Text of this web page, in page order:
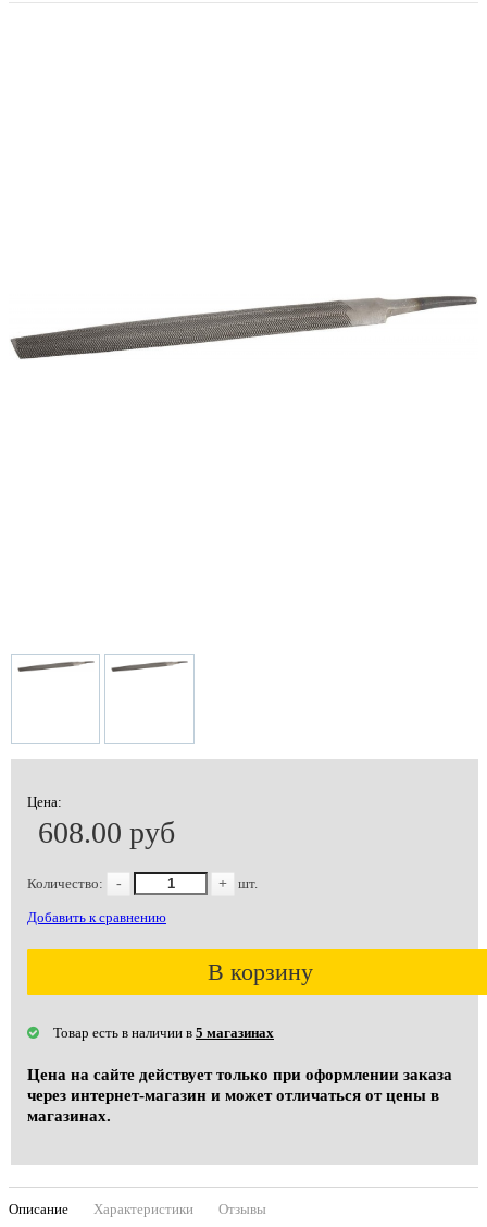
Цена:
608.00 руб
Количество: - + шт.
Добавить к сравнению
В корзину
Товар есть в наличии в 5 магазинах
Цена на сайте действует только при оформлении заказа
через интернет-магазин и может отличаться от цены в
магазинах.
Описание Характеристики Отзывы